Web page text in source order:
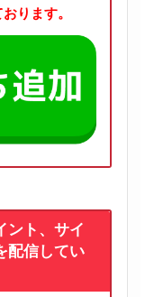
ります。
ント、サイ
配信してい